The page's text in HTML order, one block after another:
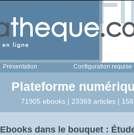
Présentation Configuration requise
Plateforme
71905 ebooks | 23369 articles |
Ebooks dans le bouquet :